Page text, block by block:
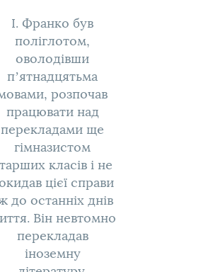
І. Франко був
поліглотом,
оволодівши
п’ятнадцятьма
розпочав
працювати над
перекладами ще
гімназистом
класів і не
цієї справи
до останніх днів
Він невтомно
перекладав
іноземну